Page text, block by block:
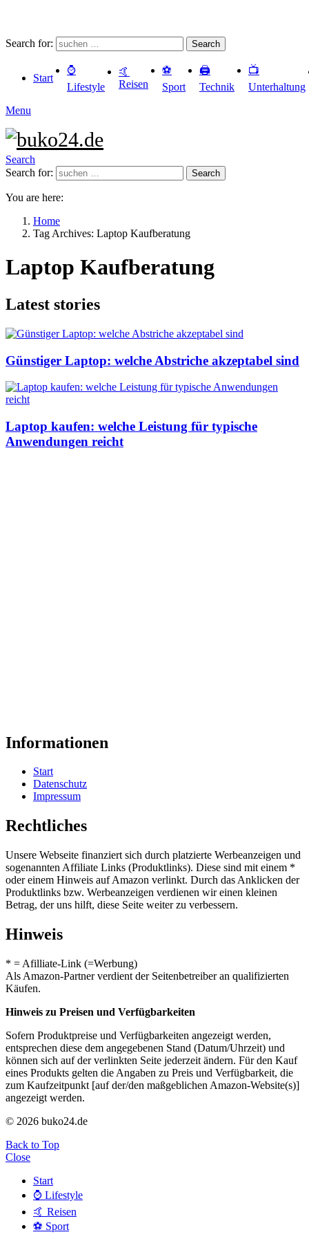
Search for: Search
Start
⌚️
Lifestyle
🤙
Reisen
⚽️
Sport
🖨️
Technik
📺
Unterhaltung
Menu
Search
Search for:
Search
You are here:
Home
Tag Archives: Laptop Kaufberatung
Laptop Kaufberatung
Latest stories
Günstiger Laptop: welche Abstriche akzeptabel sind
Laptop kaufen: welche Leistung für typische
Anwendungen reicht
Informationen
Start
Datenschutz
Impressum
Rechtliches
Unsere Webseite finanziert sich durch platzierte Werbeanzeigen und
sogenannten Affiliate Links (Produktlinks). Diese sind mit einem *
oder einem Hinweis auf Amazon verlinkt. Durch das Anklicken der
Produktlinks bzw. Werbeanzeigen verdienen wir einen kleinen
Betrag, der uns hilft, diese Seite weiter zu verbessern.
Hinweis
* = Afilliate-Link (=Werbung)
Als Amazon-Partner verdient der Seitenbetreiber an qualifizierten
Käufen.
Hinweis zu Preisen und Verfügbarkeiten
Sofern Produktpreise und Verfügbarkeiten angezeigt werden,
entsprechen diese dem angegebenen Stand (Datum/Uhrzeit) und
können sich auf der verlinkten Seite jederzeit ändern. Für den Kauf
eines Produkts gelten die Angaben zu Preis und Verfügbarkeit, die
zum Kaufzeitpunkt [auf der/den maßgeblichen Amazon-Website(s)]
angezeigt werden.
© 2026 buko24.de
Back to Top
Close
Start
⌚️ Lifestyle
🤙 Reisen
⚽️ Sport